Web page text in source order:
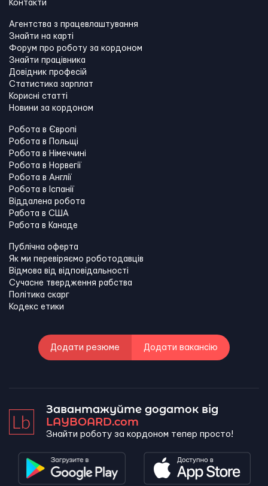
Контакти
Агентства з працевлаштування
Знайти на карті
Форум про роботу за кордоном
Знайти працівника
Довідник професій
Статистика зарплат
Корисні статті
Новини за кордоном
Робота в Європі
Робота в Польщі
Робота в Німеччині
Робота в Норвегії
Робота в Англії
Робота в Іспанії
Віддалена робота
Работа в США
Работа в Канадe
Публічна оферта
Як ми перевіряємо роботодавців
Відмова від відповідальності
Сучасне твердження рабства
Політика скарг
Кодекс етики
Додати резюме Додати вакансію
Завантажуйте додаток від
LAYBOARD.com
Знайти роботу за кордоном тепер просто!